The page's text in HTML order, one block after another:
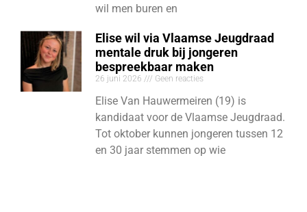
wil men buren en
Elise wil via Vlaamse Jeugdraad
mentale druk bij jongeren
bespreekbaar maken
26 juni 2026 Geen reacties
Elise Van Hauwermeiren (19) is
kandidaat voor de Vlaamse Jeugdraad.
Tot oktober kunnen jongeren tussen 12
en 30 jaar stemmen op wie